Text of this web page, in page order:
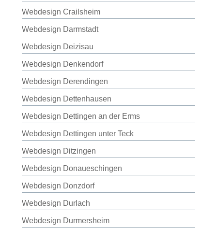
Webdesign Crailsheim
Webdesign Darmstadt
Webdesign Deizisau
Webdesign Denkendorf
Webdesign Derendingen
Webdesign Dettenhausen
Webdesign Dettingen an der Erms
Webdesign Dettingen unter Teck
Webdesign Ditzingen
Webdesign Donaueschingen
Webdesign Donzdorf
Webdesign Durlach
Webdesign Durmersheim